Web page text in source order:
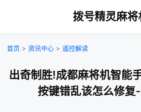
拨号精灵麻将
首页 > 资讯中心 > 遥控解读
出奇制胜!成都麻将机智能
按键错乱该怎么修复